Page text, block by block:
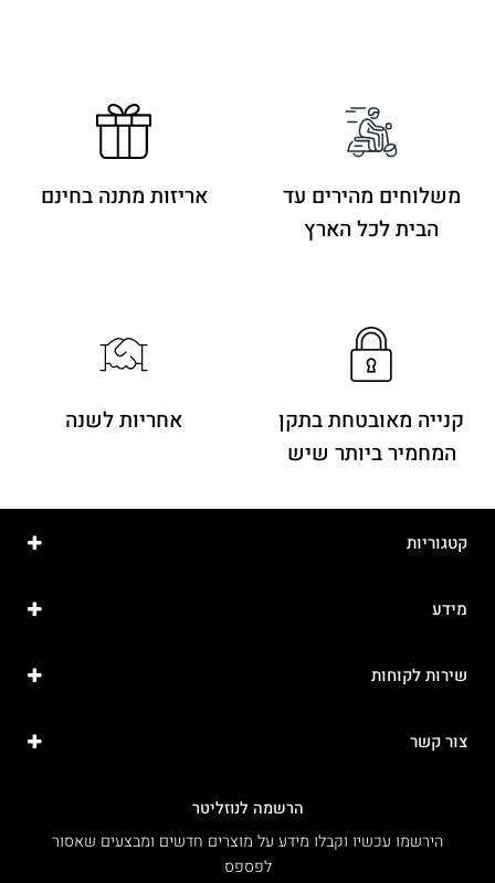
משלוחים מהירים עד
הבית לכל הארץ
אריזות מתנה בחינם
קנייה מאובטחת בתקן
המחמיר ביותר שיש
אחריות לשנה
קטגוריות
מידע
שירות לקוחות
צור קשר
הרשמה לנוזליטר
הירשמו עכשיו וקבלו מידע על מוצרים חדשים ומבצעים שאסור
לפספס